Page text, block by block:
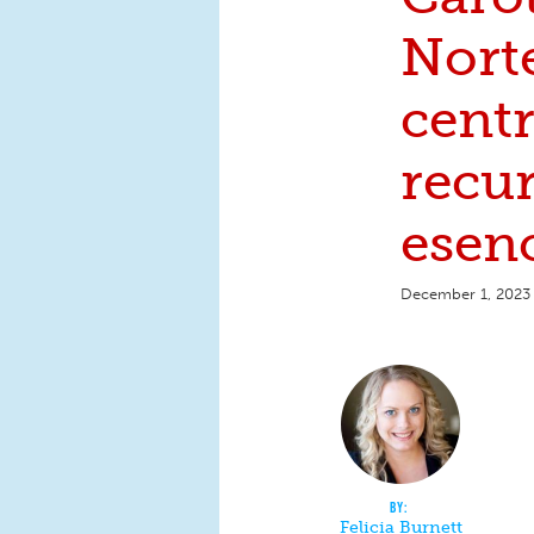
December 1, 2023
Felicia Burnett